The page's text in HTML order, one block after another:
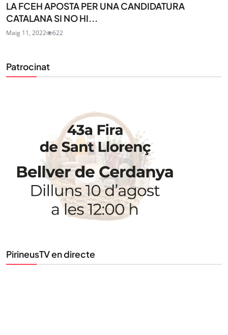
LA FCEH APOSTA PER UNA CANDIDATURA
CATALANA SI NO HI...
Maig 11, 2022 622
Patrocinat
PirineusTV en directe